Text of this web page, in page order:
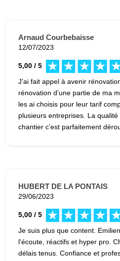
Arnaud Courbebaisse
12/07/2023
5,00 / 5
J’ai fait appel à avenir
rénovation d’une partie de ma
les ai choisis pour leur tarif
plusieurs entreprises. La
chantier c’est parfaitement
HUBERT DE LA PONTAIS
29/06/2023
5,00 / 5
Je suis plus que content.
l'écoute, réactifs et hyper pro.
délais tenus. Confiance et